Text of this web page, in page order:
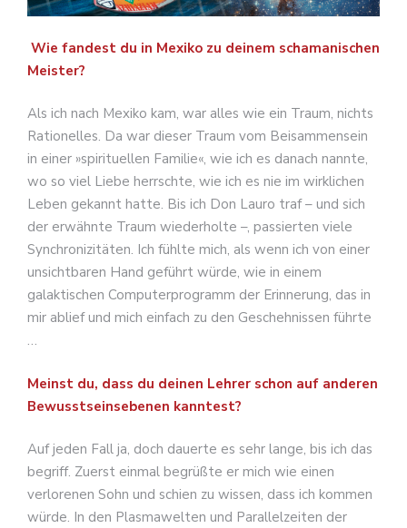
Wie fandest du in Mexiko zu deinem schamanischen
Meister?
Als ich nach Mexiko kam, war alles wie ein Traum, nichts
Rationelles. Da war dieser Traum vom Beisammensein
in einer »spirituellen Familie«, wie ich es danach nannte,
wo so viel Liebe herrschte, wie ich es nie im wirklichen
Leben gekannt hatte. Bis ich Don Lauro traf – und sich
der erwähnte Traum wiederholte –, passierten viele
Synchronizitäten. Ich fühlte mich, als wenn ich von einer
unsichtbaren Hand geführt würde, wie in einem
galaktischen Computerprogramm der Erinnerung, das in
mir ablief und mich einfach zu den Geschehnissen führte
…
Meinst du, dass du deinen Lehrer schon auf anderen
Bewusstseinsebenen kanntest?
Auf jeden Fall ja, doch dauerte es sehr lange, bis ich das
begriff. Zuerst einmal begrüßte er mich wie einen
verlorenen Sohn und schien zu wissen, dass ich kommen
würde. In den Plasmawelten und Parallelzeiten der